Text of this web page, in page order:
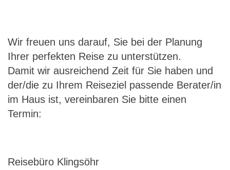
Wir freuen uns darauf, Sie bei der Planung
Ihrer perfekten Reise zu unterstützen.
Damit wir ausreichend Zeit für Sie haben und
der/die zu Ihrem Reiseziel passende Berater/in
im Haus ist, vereinbaren Sie bitte einen
Termin:
Reisebüro Klingsöhr